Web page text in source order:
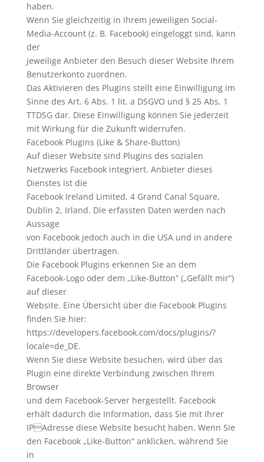
haben.
Wenn Sie gleichzeitig in Ihrem jeweiligen Social-
Media-Account (z. B. Facebook) eingeloggt sind, kann
der
jeweilige Anbieter den Besuch dieser Website Ihrem
Benutzerkonto zuordnen.
Das Aktivieren des Plugins stellt eine Einwilligung im
Sinne des Art. 6 Abs. 1 lit. a DSGVO und § 25 Abs. 1
TTDSG dar. Diese Einwilligung können Sie jederzeit
mit Wirkung für die Zukunft widerrufen.
Facebook Plugins (Like & Share-Button)
Auf dieser Website sind Plugins des sozialen
Netzwerks Facebook integriert. Anbieter dieses
Dienstes ist die
Facebook Ireland Limited, 4 Grand Canal Square,
Dublin 2, Irland. Die erfassten Daten werden nach
Aussage
von Facebook jedoch auch in die USA und in andere
Drittländer übertragen.
Die Facebook Plugins erkennen Sie an dem
Facebook-Logo oder dem „Like-Button“ („Gefällt mir“)
auf dieser
Website. Eine Übersicht über die Facebook Plugins
finden Sie hier:
https://developers.facebook.com/docs/plugins/?
locale=de_DE.
Wenn Sie diese Website besuchen, wird über das
Plugin eine direkte Verbindung zwischen Ihrem
Browser
und dem Facebook-Server hergestellt. Facebook
erhält dadurch die Information, dass Sie mit Ihrer
IPAdresse diese Website besucht haben. Wenn Sie
den Facebook „Like-Button“ anklicken, während Sie
in